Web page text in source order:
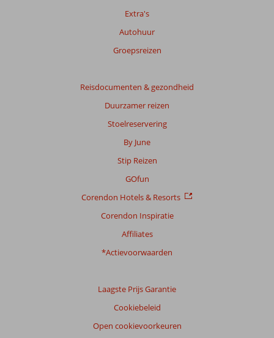
Extra's
Autohuur
Groepsreizen
Reisdocumenten & gezondheid
Duurzamer reizen
Stoelreservering
By June
Stip Reizen
GOfun
Corendon Hotels & Resorts
Corendon Inspiratie
Affiliates
*Actievoorwaarden
Laagste Prijs Garantie
Cookiebeleid
Open cookievoorkeuren